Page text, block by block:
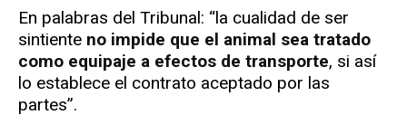
En palabras del Tribunal: “la cualidad de ser
sintiente no impide que el animal sea tratado
como equipaje a efectos de transporte, si así
lo establece el contrato aceptado por las
partes”.